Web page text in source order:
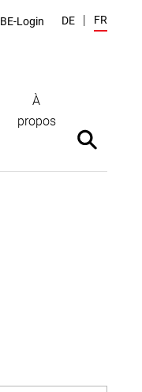
BE-Login DE FR
À
propos
Afficher/